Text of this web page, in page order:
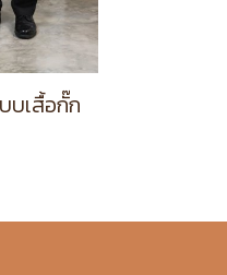
บเสื้อกั๊ก